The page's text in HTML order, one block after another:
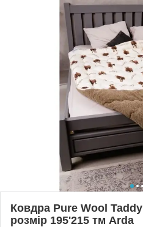
Ковдра Pure Wool
розмір 195'215 тм Arda